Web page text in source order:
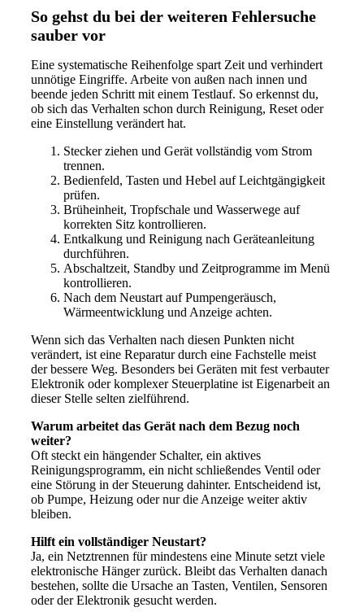
So gehst du bei der weiteren Fehlersuche
sauber vor
Eine systematische Reihenfolge spart Zeit und verhindert
unnötige Eingriffe. Arbeite von außen nach innen und
beende jeden Schritt mit einem Testlauf. So erkennst du,
ob sich das Verhalten schon durch Reinigung, Reset oder
eine Einstellung verändert hat.
Stecker ziehen und Gerät vollständig vom Strom
trennen.
Bedienfeld, Tasten und Hebel auf Leichtgängigkeit
prüfen.
Brüheinheit, Tropfschale und Wasserwege auf
korrekten Sitz kontrollieren.
Entkalkung und Reinigung nach Geräteanleitung
durchführen.
Abschaltzeit, Standby und Zeitprogramme im Menü
kontrollieren.
Nach dem Neustart auf Pumpengeräusch,
Wärmeentwicklung und Anzeige achten.
Wenn sich das Verhalten nach diesen Punkten nicht
verändert, ist eine Reparatur durch eine Fachstelle meist
der bessere Weg. Besonders bei Geräten mit fest verbauter
Elektronik oder komplexer Steuerplatine ist Eigenarbeit an
dieser Stelle selten zielführend.
Warum arbeitet das Gerät nach dem Bezug noch
weiter?
Oft steckt ein hängender Schalter, ein aktives
Reinigungsprogramm, ein nicht schließendes Ventil oder
eine Störung in der Steuerung dahinter. Entscheidend ist,
ob Pumpe, Heizung oder nur die Anzeige weiter aktiv
bleiben.
Hilft ein vollständiger Neustart?
Ja, ein Netztrennen für mindestens eine Minute setzt viele
elektronische Hänger zurück. Bleibt das Verhalten danach
bestehen, sollte die Ursache an Tasten, Ventilen, Sensoren
oder der Elektronik gesucht werden.